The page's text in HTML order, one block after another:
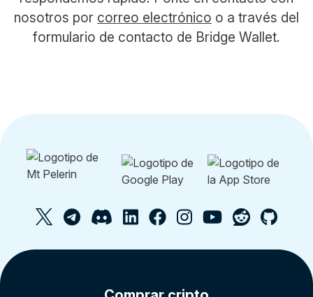
nosotros por correo electrónico o a través del
formulario de contacto de Bridge Wallet.